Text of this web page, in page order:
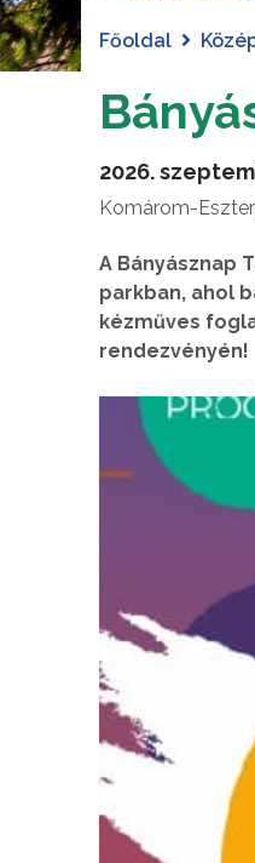
Főoldal
2026.
Komárom-
A Bányásznap
parkban, ahol
kézműves
rendezvényén!